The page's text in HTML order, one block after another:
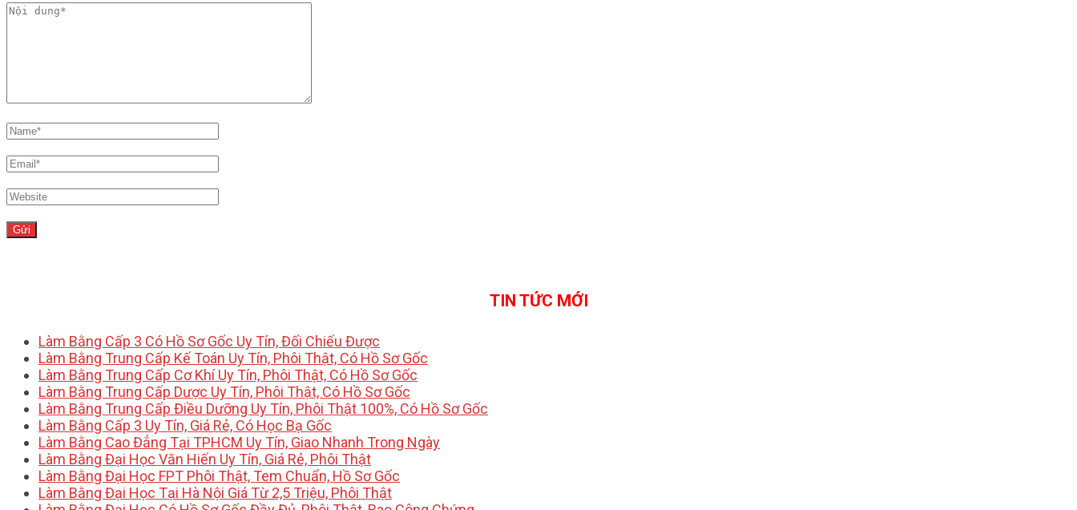
TIN TỨC MỚI
Làm Bằng Cấp 3 Có Hồ Sơ Gốc Uy Tín, Đối Chiếu Được
Làm Bằng Trung Cấp Kế Toán Uy Tín, Phôi Thật, Có Hồ Sơ Gốc
Làm Bằng Trung Cấp Cơ Khí Uy Tín, Phôi Thật, Có Hồ Sơ Gốc
Làm Bằng Trung Cấp Dược Uy Tín, Phôi Thật, Có Hồ Sơ Gốc
Làm Bằng Trung Cấp Điều Dưỡng Uy Tín, Phôi Thật 100%, Có Hồ Sơ Gốc
Làm Bằng Cấp 3 Uy Tín, Giá Rẻ, Có Học Bạ Gốc
Làm Bằng Cao Đẳng Tại TPHCM Uy Tín, Giao Nhanh Trong Ngày
Làm Bằng Đại Học Văn Hiến Uy Tín, Giá Rẻ, Phôi Thật
Làm Bằng Đại Học FPT Phôi Thật, Tem Chuẩn, Hồ Sơ Gốc
Làm Bằng Đại Học Tại Hà Nội Giá Từ 2,5 Triệu, Phôi Thật